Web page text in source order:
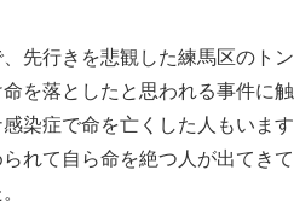
先行きを悲観した練馬区のトン
を落としたと思われる事件に触
染症で命を亡くした人もいます
れて自ら命を絶つ人が出てきて